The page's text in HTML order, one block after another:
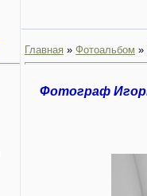
Главная » Фотоальбом »
Фотограф